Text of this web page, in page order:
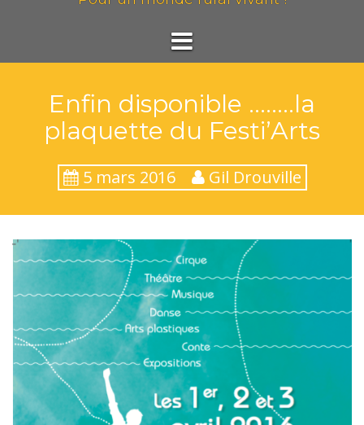
Enfin disponible ……..la
plaquette du Festi’Arts
5 mars 2016 Gil Drouville